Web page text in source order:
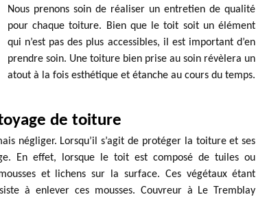
Nous prenons soin de réaliser un entretien de qualité
pour chaque toiture. Bien que le toit soit un élément
qui n’est pas des plus accessibles, il est important d’en
prendre soin. Une toiture bien prise au soin révèlera un
atout à la fois esthétique et étanche au cours du temps.
de toiture
négliger. Lorsqu’il s’agit de protéger la toiture et ses
En effet, lorsque le toit est composé de tuiles ou
et lichens sur la surface. Ces végétaux étant
à enlever ces mousses. Couvreur à Le Tremblay